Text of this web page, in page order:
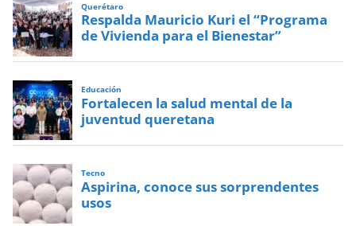
Querétaro
Respalda Mauricio Kuri el “Programa
de Vivienda para el Bienestar”
Educación
Fortalecen la salud mental de la
juventud queretana
Tecno
Aspirina, conoce sus sorprendentes
usos